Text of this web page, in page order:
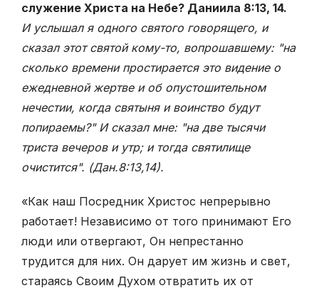
служение Христа на Небе? Даниила 8:13, 14.
И услышал я одного святого говорящего, и
сказал этот святой кому-то, вопрошавшему: "на
сколько времени простирается это видение о
ежедневной жертве и об опустошительном
нечестии, когда святыня и воинство будут
попираемы?" И сказал мне: "на две тысячи
триста вечеров и утр; и тогда святилище
очистится". (Дан.8:13,14).
«Как наш Посредник Христос непрерывно
работает! Независимо от того принимают Его
люди или отвергают, Он непрестанно
трудится для них. Он дарует им жизнь и свет,
стараясь Своим Духом отвратить их от